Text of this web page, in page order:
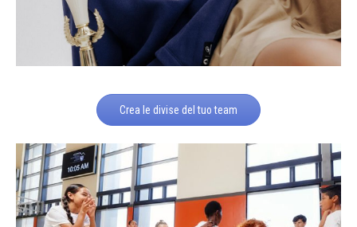
Crea le divise del tuo team